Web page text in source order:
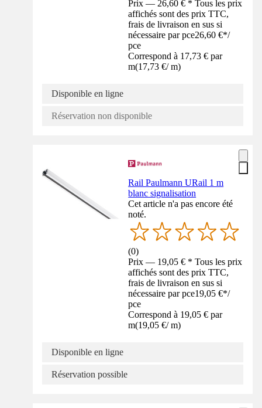
Prix — 26,60 € * Tous les prix
affichés sont des prix TTC,
frais de livraison en sus si
nécessaire par pce26,60 €*/
pce
Correspond à 17,73 € par
m(17,73 €/ m)
Disponible en ligne
Réservation non disponible
Rail Paulmann URail 1 m
blanc signalisation
Cet article n'a pas encore été
noté.
(0)
Prix — 19,05 € * Tous les prix
affichés sont des prix TTC,
frais de livraison en sus si
nécessaire par pce19,05 €*/
pce
Correspond à 19,05 € par
m(19,05 €/ m)
Disponible en ligne
Réservation possible